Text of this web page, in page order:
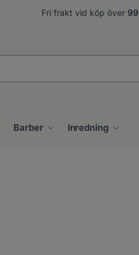
Fri frakt vid köp över
Barber Inredning